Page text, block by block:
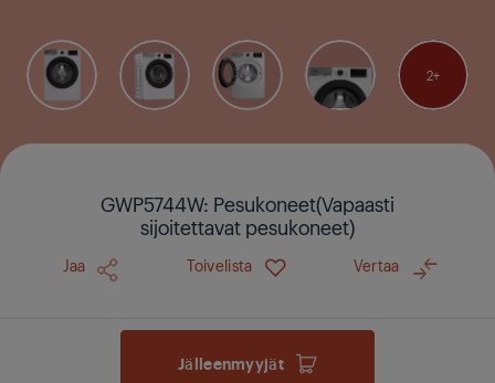
2
GWP5744W: Pesukoneet(Vapaasti
sijoitettavat pesukoneet)
Jaa Toivelista Vertaa
Jälleenmyyjät